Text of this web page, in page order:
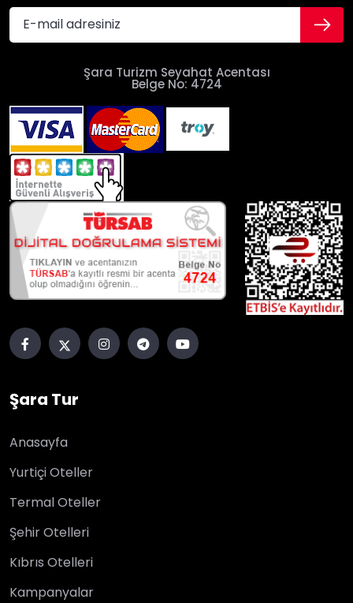
Şara Turizm Seyahat Acentası
Belge No: 4724
Şara Tur
Anasayfa
Yurtiçi Oteller
Termal Oteller
Şehir Otelleri
Kıbrıs Otelleri
Kampanyalar